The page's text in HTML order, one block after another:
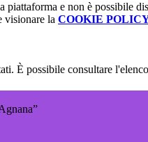
piattaforma e non è possibile
visionare la COOKIE
È possibile consultare